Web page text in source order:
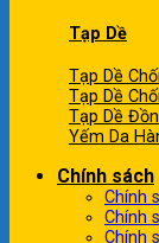
Tạp Dề
Tạp Dề
Tạp Dề
Tạp Dề
Yếm Da
Chính sách
Chính
Chính
Chính